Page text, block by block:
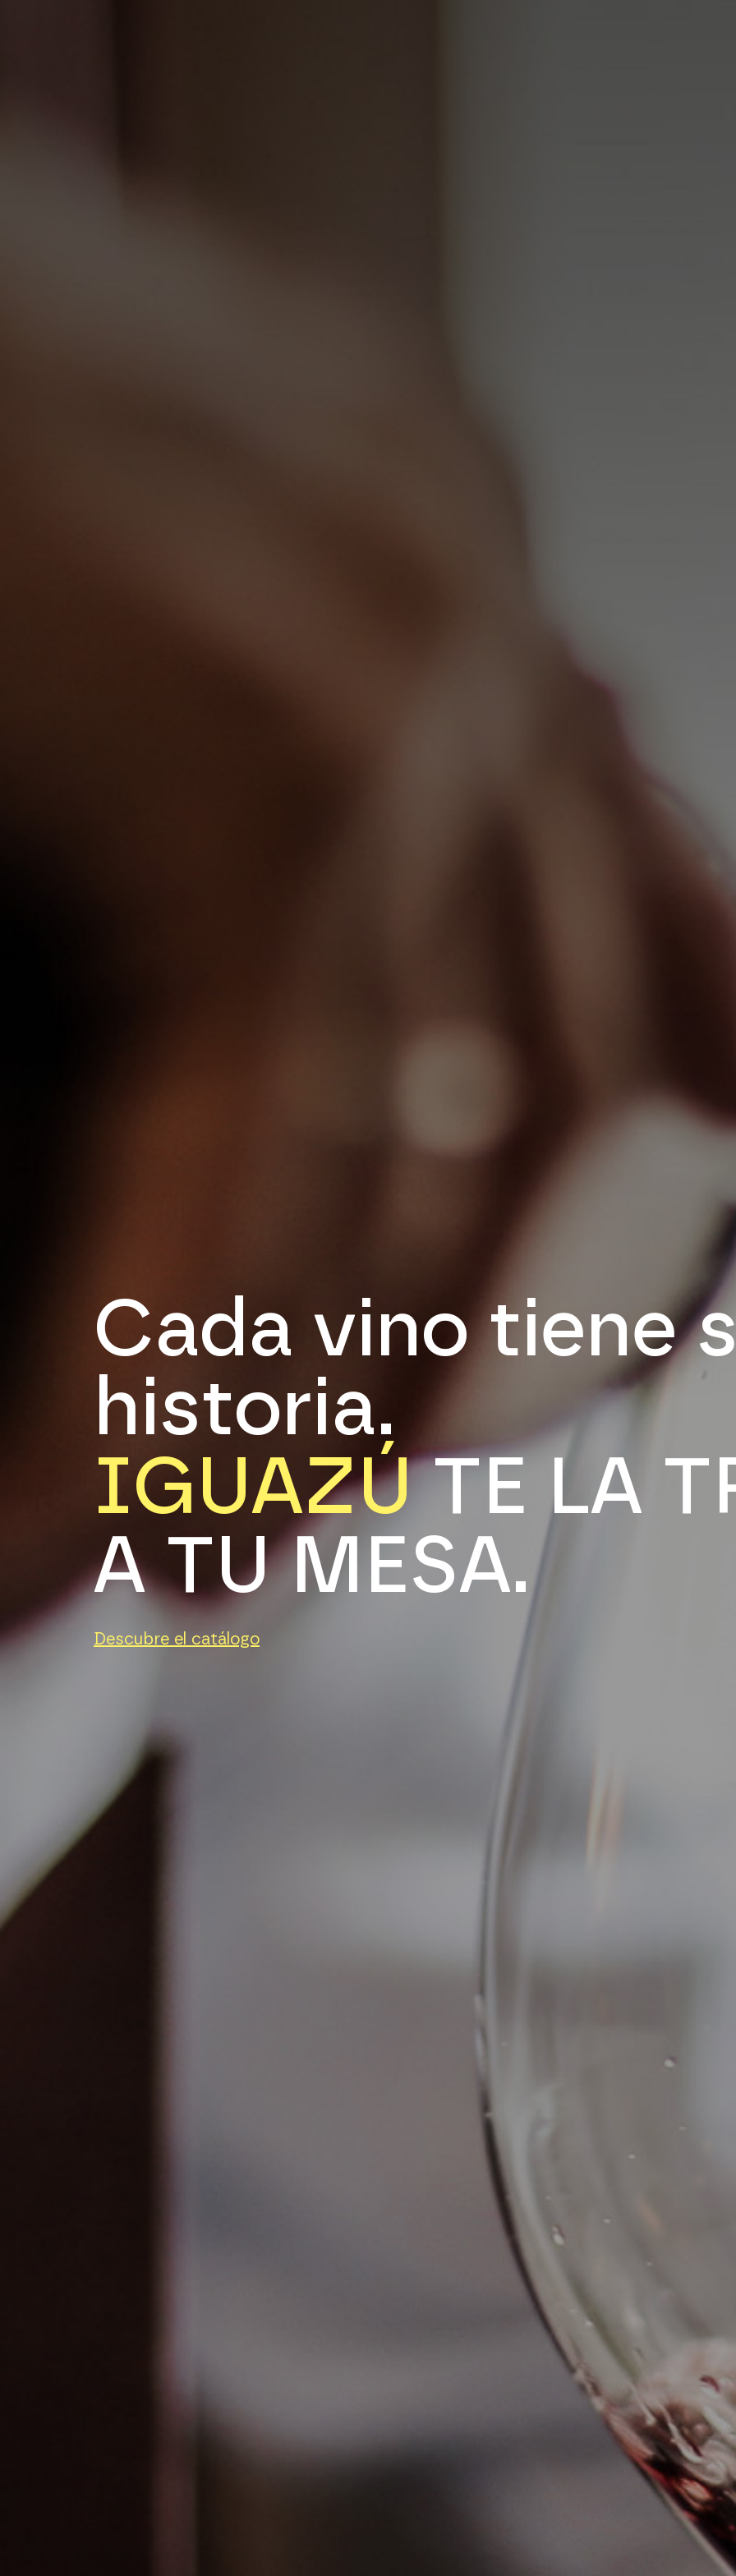
Cad a vino tiene
historia.
IGUAZÚ T E LA T
A TU M ESA.
Descubre el catálogo